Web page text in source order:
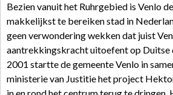
Bezien vanuit het Ruhrgebied is Venlo
makkelijkst te bereiken stad in
geen verwondering wekken dat juist
aantrekkingskracht uitoefent op Duitse
2001 startte de gemeente Venlo in
ministerie van Justitie het project